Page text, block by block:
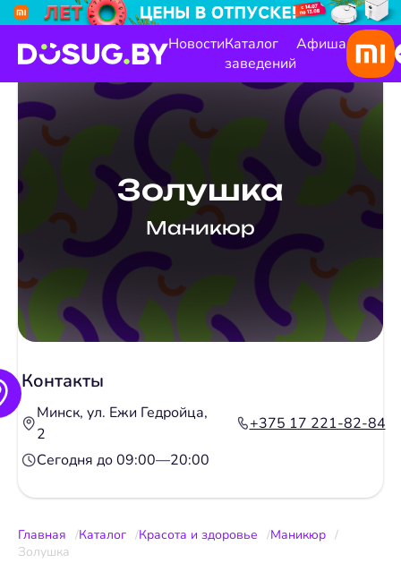
НовостиКаталог
заведений
Афиша
Золушка
Маникюр
Контакты
Минск, ул. Ежи Гедройца,
2
+375 17 221-82-84
Сегодня до 09:00—20:00
Главная Каталог Красота и здоровье
Маникюр
Золушка